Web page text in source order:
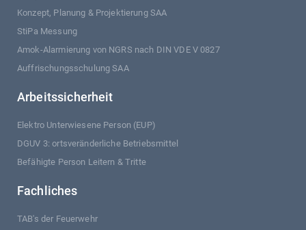
Konzept, Planung & Projektierung SAA
StiPa Messung
Amok-Alarmierung von NGRS nach DIN VDE V 0827
Auffrischungsschulung SAA
Arbeitssicherheit
Elektro Unterwiesene Person (EUP)
DGUV 3: ortsveränderliche Betriebsmittel
Befähigte Person Leitern & Tritte
Fachliches
TAB's der Feuerwehr